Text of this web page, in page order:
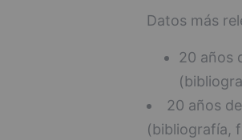
Datos más
20 años
20 años
(bibliografía,